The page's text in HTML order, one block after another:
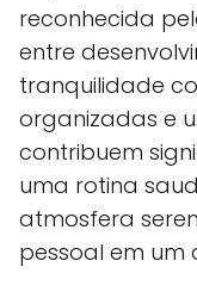
reconhecida
entre
tranquilidade
organizadas e
contribuem
uma rotina
atmosfera
pessoal em um